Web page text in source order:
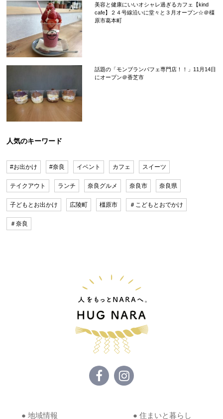
美容と健康にいいオシャレ過ぎるカフェ【kind
cafe】２４号線沿いに堂々と３月オープン☆＠橿
原市葛本町
話題の「モンブランパフェ専門店！！」11月14日
にオープン＠香芝市
人気のキーワード
#お出かけ #奈良 イベント カフェ スイーツ
テイクアウト ランチ 奈良グルメ 奈良市 奈良県
子どもとお出かけ 広陵町 橿原市 ＃こどもとおでかけ
＃奈良
● 地域情報 ● 住まいと暮らし